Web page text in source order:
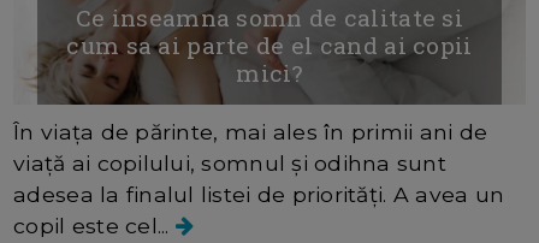
Ce inseamna somn de calitate si
cum sa ai parte de el cand ai copii
mici?
În viața de părinte, mai ales în primii ani de
viață ai copilului, somnul și odihna sunt
adesea la finalul listei de priorități. A avea un
copil este cel...